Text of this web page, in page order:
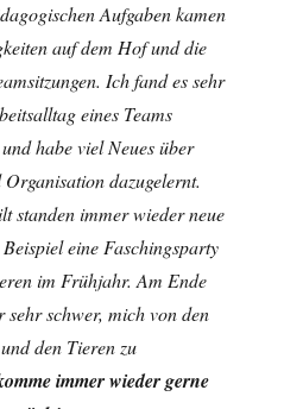
Aufgaben kamen
auf dem Hof und die
Ich fand es sehr
eines Teams
habe viel Neues über
dazugelernt.
standen immer wieder neue
eine Faschingsparty
im Frühjahr. Am Ende
sehr schwer, mich von den
den Tieren zu
immer wieder gerne